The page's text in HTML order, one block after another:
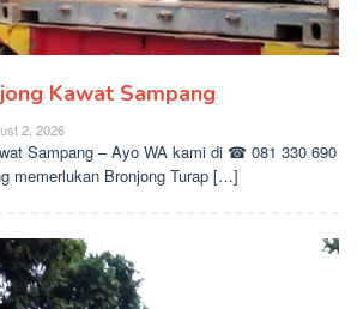
Kawat Sampang
2, 2026
Sampang – Ayo WA kami di ☎ 081 330 690
memerlukan Bronjong Turap […]